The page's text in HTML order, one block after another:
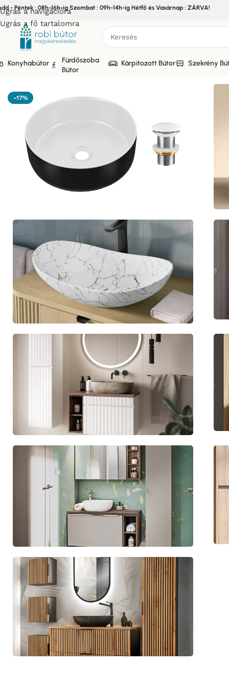
Ugrás a navigációra
Ugrás a fő tartalomra
- Péntek : 08h-16h-ig Szombat : 09h-14h-ig Hétfő és Vasárnap : ZÁRVA!
Konyhabútor
Fürdőszoba
Bútor
Kárpitozott Bútor Szekrény
Bútor/Fürdőszoba bútor
-17%